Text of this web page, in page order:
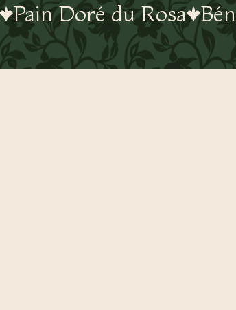
Pain Doré du Rosa